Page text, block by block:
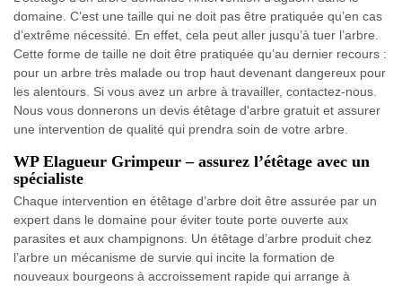
domaine. C’est une taille qui ne doit pas être pratiquée qu’en cas
d’extrême nécessité. En effet, cela peut aller jusqu’à tuer l’arbre.
Cette forme de taille ne doit être pratiquée qu’au dernier recours :
pour un arbre très malade ou trop haut devenant dangereux pour
les alentours. Si vous avez un arbre à travailler, contactez-nous.
Nous vous donnerons un devis étêtage d'arbre gratuit et assurer
une intervention de qualité qui prendra soin de votre arbre.
WP Elagueur Grimpeur – assurez l’étêtage avec un
spécialiste
Chaque intervention en étêtage d’arbre doit être assurée par un
expert dans le domaine pour éviter toute porte ouverte aux
parasites et aux champignons. Un étêtage d’arbre produit chez
l’arbre un mécanisme de survie qui incite la formation de
nouveaux bourgeons à accroissement rapide qui arrange à